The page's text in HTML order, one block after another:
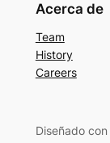
Acerca de
Team
History
Careers
Diseñado con